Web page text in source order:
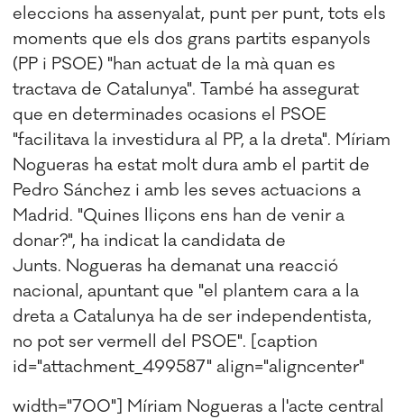
eleccions ha assenyalat, punt per punt, tots els
moments que els dos grans partits espanyols
(PP i PSOE) "han actuat de la mà quan es
tractava de Catalunya". També ha assegurat
que en determinades ocasions el PSOE
"facilitava la investidura al PP, a la dreta". Míriam
Nogueras ha estat molt dura amb el partit de
Pedro Sánchez i amb les seves actuacions a
Madrid. "Quines lliçons ens han de venir a
donar?", ha indicat la candidata de
Junts. Nogueras ha demanat una reacció
nacional, apuntant que "el plantem cara a la
dreta a Catalunya ha de ser independentista,
no pot ser vermell del PSOE". [caption
id="attachment_499587" align="aligncenter"
width="700"] Míriam Nogueras a l'acte central